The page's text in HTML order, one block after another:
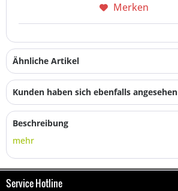
Merken
Ähnliche Artikel
Kunden haben sich ebenfalls angesehen
Beschreibung
mehr
Service Hotline